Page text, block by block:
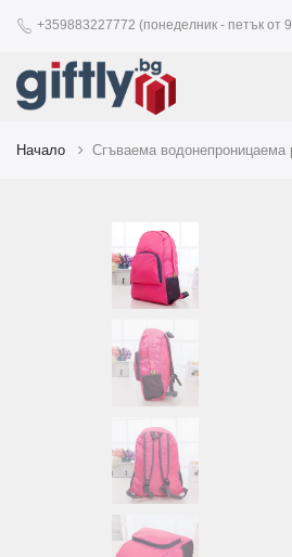
+359883227772 (понеделник - петък от
Начало Сгъваема водонепроницаема